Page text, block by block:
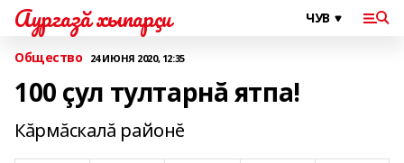
Аургазă хыпарçи
Общество 24 ИЮНЯ 2020, 12:35
100 çул тултарнă ятпа!
Кăрмăскалă районĕ